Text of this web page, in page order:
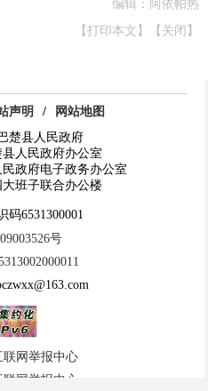
编辑：阿依帕热
【打印本文】
【关闭】
声明 /
网站地图
楚县人民政府
人民政府办公室
政府电子政务办公室
班子联合办公楼
码6531300001
号
联网举报中心
联网举报中心